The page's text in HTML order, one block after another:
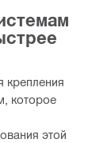
крепления
которое
этой